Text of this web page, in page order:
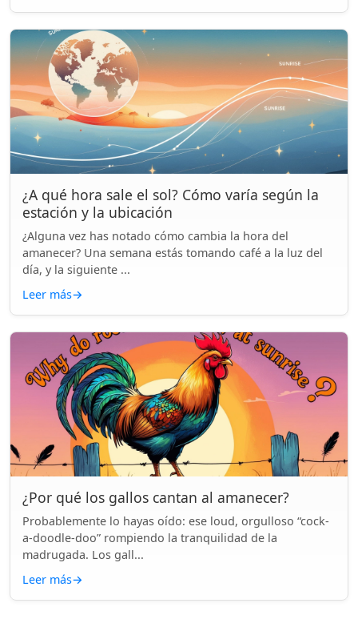
¿A qué hora sale el sol? Cómo varía según la
estación y la ubicación
¿Alguna vez has notado cómo cambia la hora del
amanecer? Una semana estás tomando café a la luz del
día, y la siguiente ...
Leer más→
¿Por qué los gallos cantan al amanecer?
Probablemente lo hayas oído: ese loud, orgulloso “cock-
a-doodle-doo” rompiendo la tranquilidad de la
madrugada. Los gall...
Leer más→